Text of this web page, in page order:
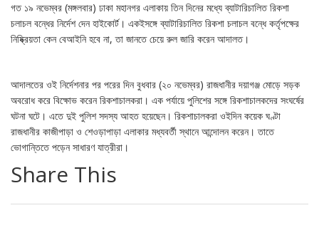
গত ১৯ নভেম্বর (মঙ্গলবার) ঢাকা মহানগর এলাকায় তিন দিনের মধ্যে ব্যাটারিচালিত রিকশা
চলাচল বন্ধের নির্দেশ দেন হাইকোর্ট। একইসঙ্গে ব্যাটারিচালিত রিকশা চলাচল বন্ধে কর্তৃপক্ষের
নিষ্ক্রিয়তা কেন বেআইনি হবে না, তা জানতে চেয়ে রুল জারি করেন আদালত।
আদালতের ওই নির্দেশনার পর পরের দিন বুধবার (২০ নভেম্বর) রাজধানীর দয়াগঞ্জ মোড়ে সড়ক
অবরোধ করে বিক্ষোভ করেন রিকশাচালকরা। এক পর্যায়ে পুলিশের সঙ্গে রিকশাচালকদের সংঘর্ষের
ঘটনা ঘটে। এতে দুই পুলিশ সদস্য আহত হয়েছেন। রিকশাচালকরা ওইদিন কয়েক ঘণ্টা
রাজধানীর কাজীপাড়া ও শেওড়াপাড়া এলাকার মধ্যবর্তী স্থানে আন্দোলন করেন। তাতে
ভোগান্তিতে পড়েন সাধারণ যাত্রীরা।
Share This